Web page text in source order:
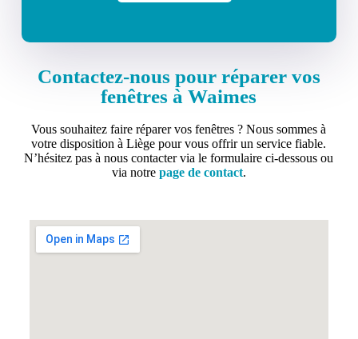
Contactez-nous pour réparer vos
fenêtres à Waimes
Vous souhaitez faire réparer vos fenêtres ? Nous sommes à
votre disposition à Liège pour vous offrir un service fiable.
N’hésitez pas à nous contacter via le formulaire ci-dessous ou
via notre page de contact.